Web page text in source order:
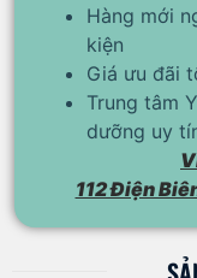
Hàng mới
kiện
Giá ưu đãi
Trung tâm
dưỡng uy
112 Điện